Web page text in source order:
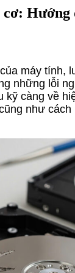
Hướng
máy
những lỗi
kỹ càng về
như